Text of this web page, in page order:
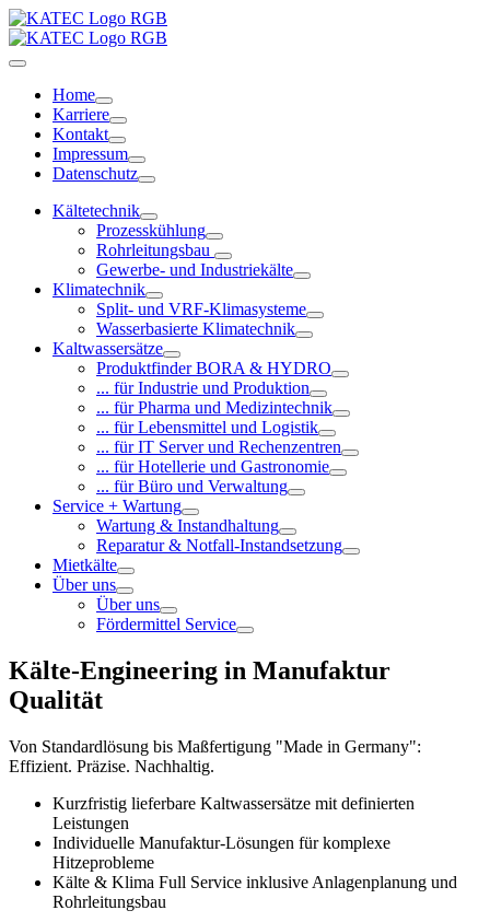
Home
Karriere
Kontakt
Impressum
Datenschutz
Kältetechnik
Prozesskühlung
Rohrleitungsbau
Gewerbe- und Industriekälte
Klimatechnik
Split- und VRF-Klimasysteme
Wasserbasierte Klimatechnik
Kaltwassersätze
Produktfinder BORA & HYDRO
... für Industrie und Produktion
... für Pharma und Medizintechnik
... für Lebensmittel und Logistik
... für IT Server und Rechenzentren
... für Hotellerie und Gastronomie
... für Büro und Verwaltung
Service + Wartung
Wartung & Instandhaltung
Reparatur & Notfall-Instandsetzung
Mietkälte
Über uns
Über uns
Fördermittel Service
Kälte-Engineering in Manufaktur
Qualität
Von Standardlösung bis Maßfertigung "Made in Germany":
Effizient. Präzise. Nachhaltig.
Kurzfristig lieferbare Kaltwassersätze mit definierten
Leistungen
Individuelle Manufaktur-Lösungen für komplexe
Hitzeprobleme
Kälte & Klima Full Service inklusive Anlagenplanung und
Rohrleitungsbau